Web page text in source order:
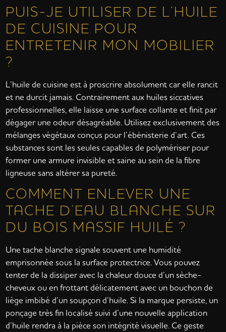
PUIS-JE UTILISER DE L’HUILE
DE CUISINE POUR
ENTRETENIR MON MOBILIER
?
L’huile de cuisine est à proscrire absolument car elle rancit
et ne durcit jamais. Contrairement aux huiles siccatives
professionnelles, elle laisse une surface collante et finit par
dégager une odeur désagréable. Utilisez exclusivement des
mélanges végétaux conçus pour l’ébénisterie d’art. Ces
substances sont les seules capables de polymériser pour
former une armure invisible et saine au sein de la fibre
ligneuse sans altérer sa pureté.
COMMENT ENLEVER UNE
TACHE D’EAU BLANCHE SUR
DU BOIS MASSIF HUILÉ ?
Une tache blanche signale souvent une humidité
emprisonnée sous la surface protectrice. Vous pouvez
tenter de la dissiper avec la chaleur douce d’un sèche-
cheveux ou en frottant délicatement avec un bouchon de
liège imbibé d’un soupçon d’huile. Si la marque persiste, un
ponçage très fin localisé suivi d’une nouvelle application
d’huile rendra à la pièce son intégrité visuelle. Ce geste